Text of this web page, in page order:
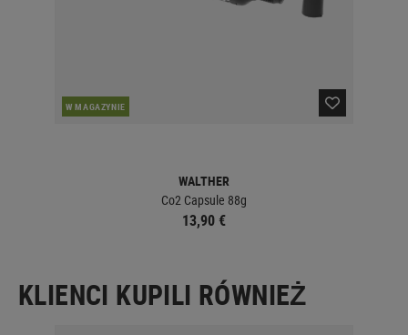
W MAGAZYNIE
WALTHER
Co2 Capsule 88g
13,90 €
KLIENCI KUPILI RÓWNIEŻ